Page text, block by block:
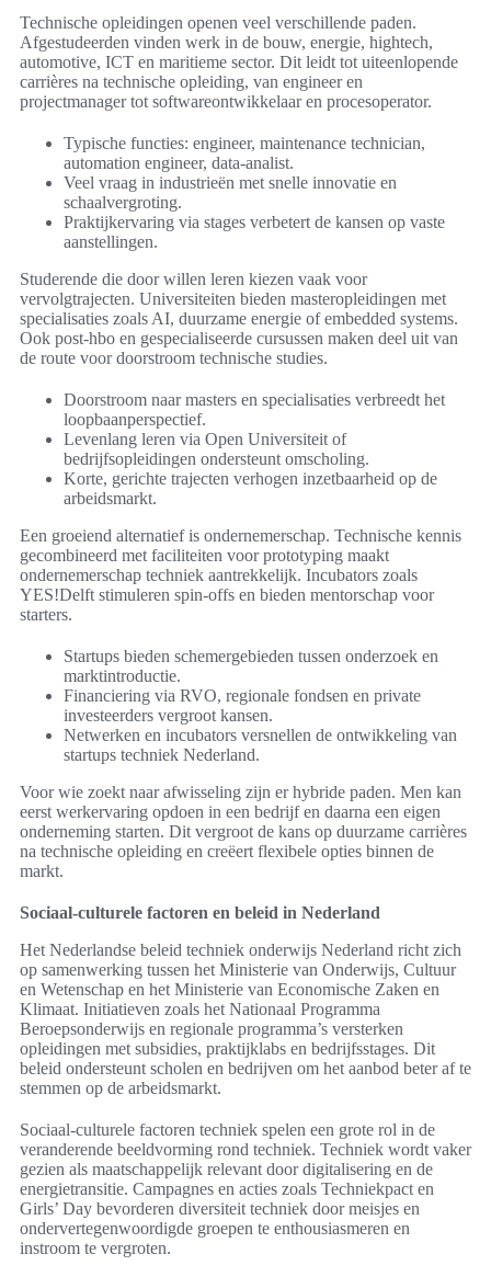
Technische opleidingen openen veel verschillende paden.
Afgestudeerden vinden werk in de bouw, energie, hightech,
automotive, ICT en maritieme sector. Dit leidt tot uiteenlopende
carrières na technische opleiding, van engineer en
projectmanager tot softwareontwikkelaar en procesoperator.
Typische functies: engineer, maintenance technician,
automation engineer, data-analist.
Veel vraag in industrieën met snelle innovatie en
schaalvergroting.
Praktijkervaring via stages verbetert de kansen op vaste
aanstellingen.
Studerende die door willen leren kiezen vaak voor
vervolgtrajecten. Universiteiten bieden masteropleidingen met
specialisaties zoals AI, duurzame energie of embedded systems.
Ook post-hbo en gespecialiseerde cursussen maken deel uit van
de route voor doorstroom technische studies.
Doorstroom naar masters en specialisaties verbreedt het
loopbaanperspectief.
Levenlang leren via Open Universiteit of
bedrijfsopleidingen ondersteunt omscholing.
Korte, gerichte trajecten verhogen inzetbaarheid op de
arbeidsmarkt.
Een groeiend alternatief is ondernemerschap. Technische kennis
gecombineerd met faciliteiten voor prototyping maakt
ondernemerschap techniek aantrekkelijk. Incubators zoals
YES!Delft stimuleren spin-offs en bieden mentorschap voor
starters.
Startups bieden schemergebieden tussen onderzoek en
marktintroductie.
Financiering via RVO, regionale fondsen en private
investeerders vergroot kansen.
Netwerken en incubators versnellen de ontwikkeling van
startups techniek Nederland.
Voor wie zoekt naar afwisseling zijn er hybride paden. Men kan
eerst werkervaring opdoen in een bedrijf en daarna een eigen
onderneming starten. Dit vergroot de kans op duurzame carrières
na technische opleiding en creëert flexibele opties binnen de
markt.
Sociaal-culturele factoren en beleid in Nederland
Het Nederlandse beleid techniek onderwijs Nederland richt zich
op samenwerking tussen het Ministerie van Onderwijs, Cultuur
en Wetenschap en het Ministerie van Economische Zaken en
Klimaat. Initiatieven zoals het Nationaal Programma
Beroepsonderwijs en regionale programma’s versterken
opleidingen met subsidies, praktijklabs en bedrijfsstages. Dit
beleid ondersteunt scholen en bedrijven om het aanbod beter af te
stemmen op de arbeidsmarkt.
Sociaal-culturele factoren techniek spelen een grote rol in de
veranderende beeldvorming rond techniek. Techniek wordt vaker
gezien als maatschappelijk relevant door digitalisering en de
energietransitie. Campagnes en acties zoals Techniekpact en
Girls’ Day bevorderen diversiteit techniek door meisjes en
ondervertegenwoordigde groepen te enthousiasmeren en
instroom te vergroten.